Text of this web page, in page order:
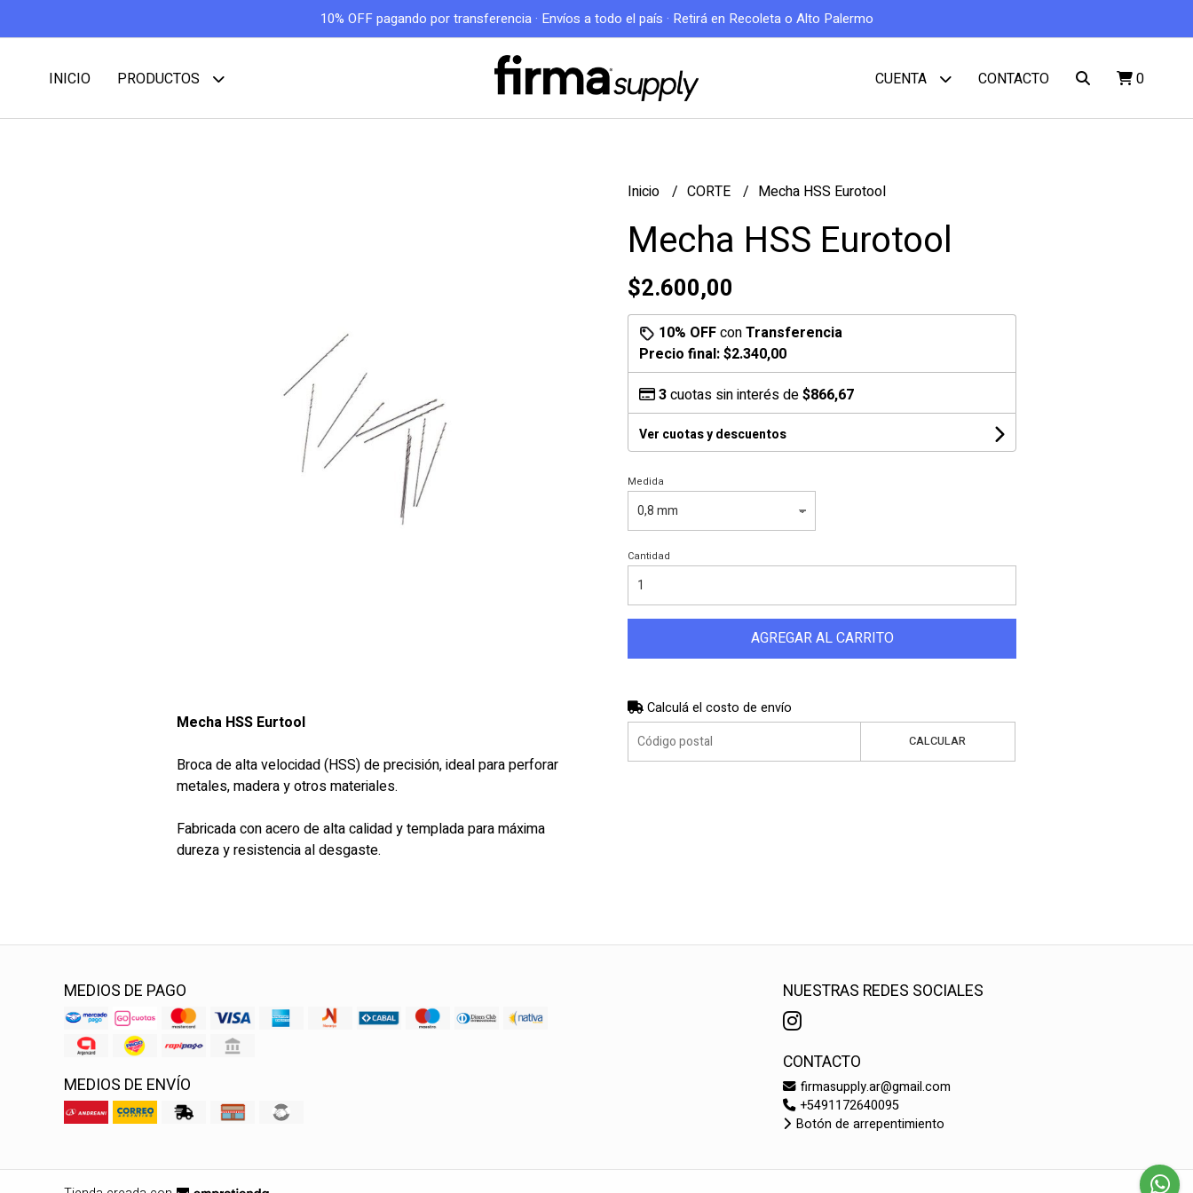
10% OFF pagando por transferencia · Envíos a todo el país · Retirá en Recoleta o Alto Palermo
INICIO PRODUCTOS CUENTA CONTACTO 0
Mecha HSS Eurtool
Broca de alta velocidad (HSS) de precisión, ideal para perforar
metales, madera y otros materiales.
Fabricada con acero de alta calidad y templada para máxima
dureza y resistencia al desgaste.
Inicio CORTE Mecha HSS Eurotool
Mecha HSS Eurotool
$2.600,00
10% OFFconTransferencia
Precio final:$2.340,00
3cuotas sin interés de$866,67
Ver cuotas y descuentos
Medida
Cantidad
AGREGAR AL CARRITO
Calculá el costo de envío
CALCULAR
MEDIOS DE PAGO
MEDIOS DE ENVÍO
NUESTRAS REDES SOCIALES
CONTACTO
firmasupply.ar@gmail.com
+5491172640095
Botón de arrepentimiento